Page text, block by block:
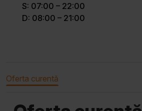
S: 07:00 – 22:00
D: 08:00 – 21:00
Oferta curentă